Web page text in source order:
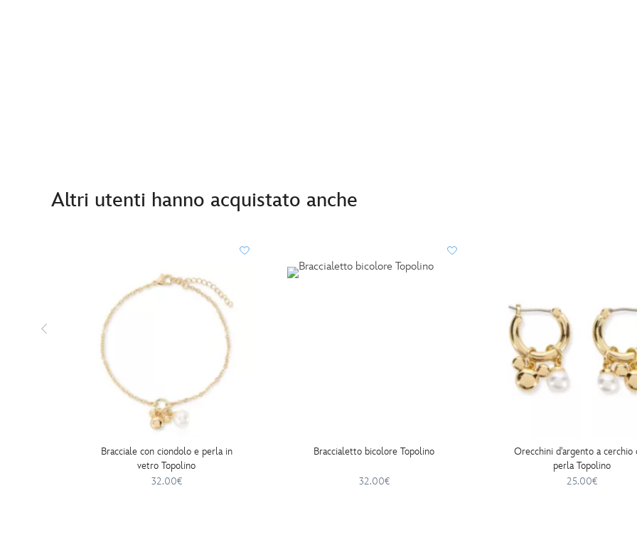
Altri utenti hanno acquistato anche
Bracciale con ciondolo e perla in
vetro Topolino
32.00€
Braccialetto bicolore Topolino
32.00€
Orecchini d'argento a cerchio
perla Topolino
25.00€